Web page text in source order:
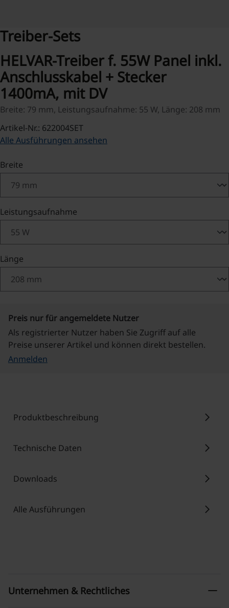
Treiber-Sets
HELVAR-Treiber f. 55W Panel inkl.
Anschlusskabel + Stecker
1400mA, mit DV
Breite: 79 mm, Leistungsaufnahme: 55 W, Länge: 208 mm
Artikel-Nr.: 622004SET
Alle Ausführungen ansehen
Breite
Leistungsaufnahme
Länge
Preis nur für angemeldete Nutzer
Als registrierter Nutzer haben Sie Zugriff auf alle
Preise unserer Artikel und können direkt bestellen.
Anmelden
Produktbeschreibung chevron_right
Technische Daten chevron_right
Downloads chevron_right
Alle Ausführungen chevron_right
Unternehmen & Rechtliches remove